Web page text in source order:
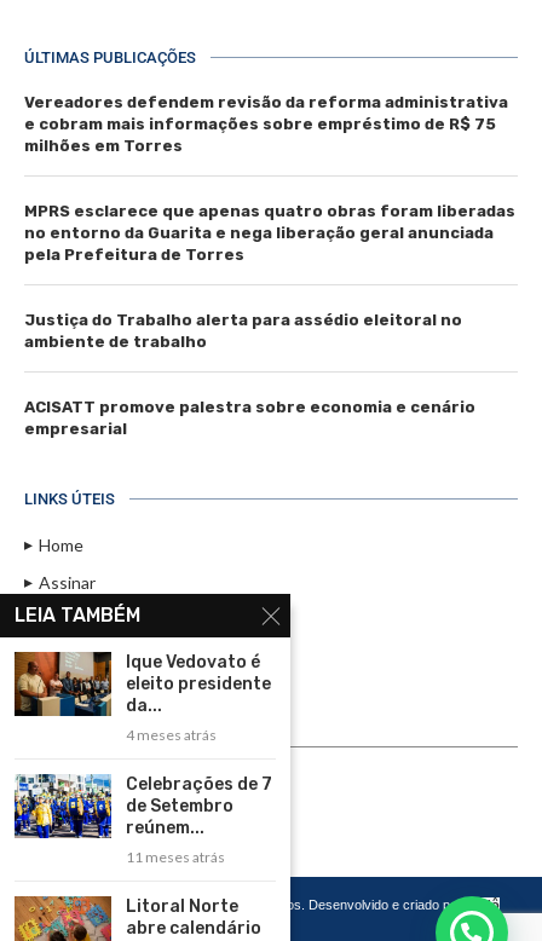
ÚLTIMAS PUBLICAÇÕES
Vereadores defendem revisão da reforma administrativa
e cobram mais informações sobre empréstimo de R$ 75
milhões em Torres
MPRS esclarece que apenas quatro obras foram liberadas
no entorno da Guarita e nega liberação geral anunciada
pela Prefeitura de Torres
Justiça do Trabalho alerta para assédio eleitoral no
ambiente de trabalho
ACISATT promove palestra sobre economia e cenário
empresarial
LINKS ÚTEIS
Home
Assinar
Contato
Política de Privacidade
Rádio Maristela - Ao Vivo
ASSINE
Copyright 2026 – Todos os Direitos Reservados. Desenvolvido e criado por
Cadô
Agência de Marketing
LEIA TAMBÉM
Ique Vedovato é
eleito presidente
da...
4 meses atrás
Celebrações de 7
de Setembro
reúnem...
11 meses atrás
Litoral Norte
abre calendário